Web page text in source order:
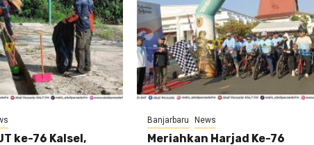
ke-76 Kalsel,
Banjarbaru News
Meriahkan Harjad Ke-76